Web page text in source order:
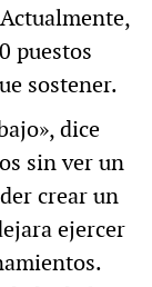
puestos
sostener.
dice
sin ver un
crear un
ejercer